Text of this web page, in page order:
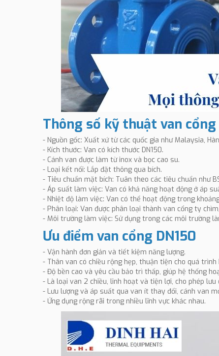
Thông số kỹ thuật van cổng
- Nguồn gốc: Xuất xứ từ các quốc gia như Malaysia,
- Kích thước: Van có kích thước DN150.
- Cánh van được làm từ inox và bọc cao su.
- Loại kết nối: Lắp đặt thông qua bích.
- Tiêu chuẩn mặt bích: Tuân theo các tiêu chuẩn như
- Áp suất làm việc: Van có khả năng hoạt động ở áp
- Nhiệt độ làm việc: Van có thể hoạt động trong
- Phân loại: Van được phân loại thành van cổng ty
- Môi trường làm việc: Sử dụng trong các môi trường
Ưu điểm van cổng DN150
- Vận hành đơn giản và tiết kiệm năng lượng.
- Thân van có chiều rộng hẹp, thuận tiện cho quá
- Độ bền cao và yêu cầu bảo trì thấp, giúp hệ thống
- Là loại van 2 chiều, linh hoạt và tiện lợi, cho phép
- Lưu lượng và áp suất qua van ít thay đổi, cánh van
- Ứng dụng rộng rãi trong nhiều lĩnh vực khác nhau.